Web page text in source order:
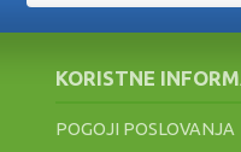
KORISTNE
POGOJI POSLOVANJA